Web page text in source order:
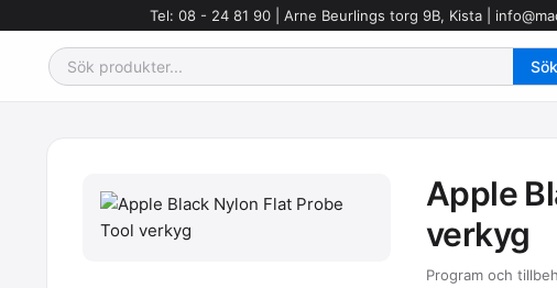
Tel: 08 - 24 81 90 | Arne Beurlings torg 9B, Kista |
Apple
verkyg
Program och